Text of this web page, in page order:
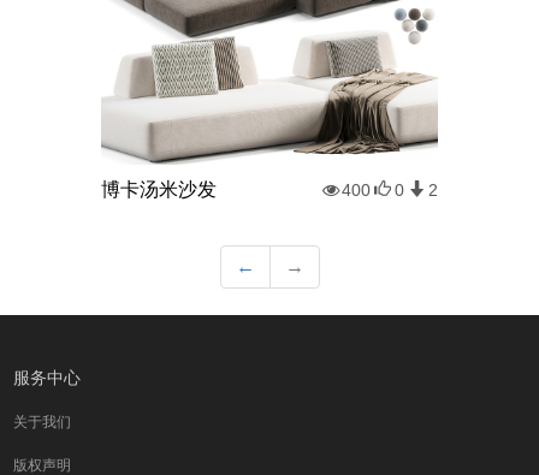
博卡汤米沙发 400 0 2
← →
服务中心
关于我们
版权声明